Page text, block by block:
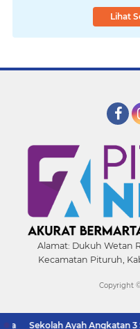
Lihat
Alamat: Dukuh Wetan
Kecamatan Pituruh,
Sekolah Ayah Angkatan 3 SDIT
Copyright